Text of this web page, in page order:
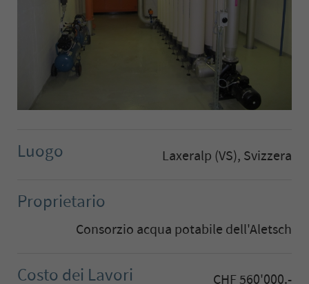
Luogo Laxeralp (VS), Svizzera
Proprietario
Consorzio acqua potabile dell'Aletsch
Costo dei Lavori CHF 560'000.-